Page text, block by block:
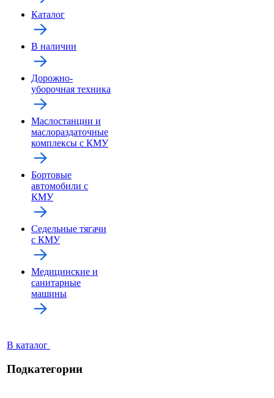
Каталог
В наличии
Дорожно-
уборочная техника
Маслостанции и
маслораздаточные
комплексы с КМУ
Бортовые
автомобили с
КМУ
Седельные тягачи
с КМУ
Медицинские и
санитарные
машины
В каталог
Подкатегории